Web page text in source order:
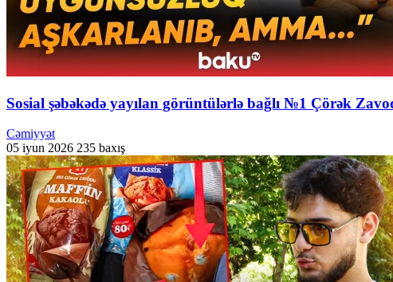
Sosial şəbəkədə yayılan görüntülərlə bağlı №1 Çörək
Cəmiyyət
05 iyun 2026 235 baxış